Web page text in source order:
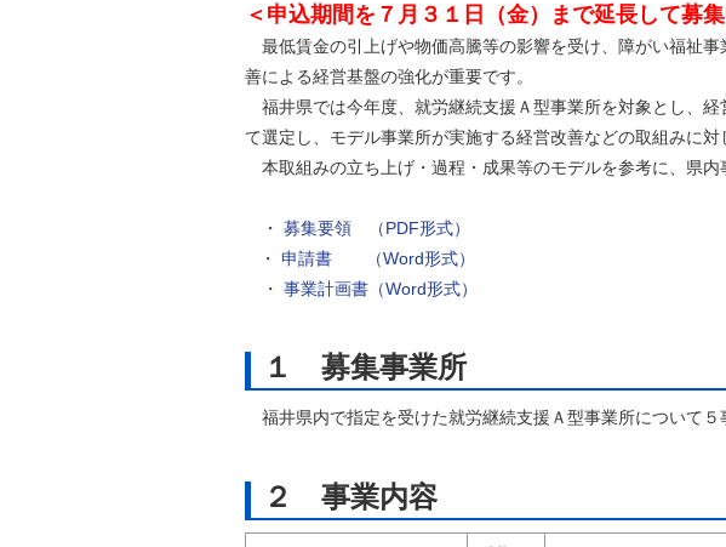
自然
＜申込期間を７月３１日（金）まで延長して募
最低賃金の引上げや物価高騰等の影響を受け、障がい福祉
善による経営基盤の強化が重要です。
福井県では今年度、就労継続支援Ａ型事業所を対象とし、
て選定し、モデル事業所が実施する経営改善などの取組みに対
本取組みの立ち上げ・過程・成果等のモデルを参考に、県内
・ 募集要領 （PDF形式）
・ 申請書 （Word形式）
・ 事業計画書（Word形式）
１ 募集事業所
福井県内で指定を受けた就労継続支援Ａ型事業所について５
２ 事業内容